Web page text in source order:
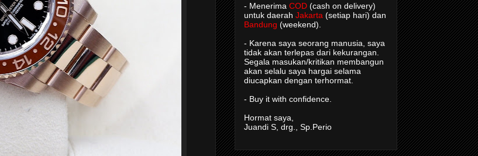
- Menerima COD (cash on delivery)
untuk daerah Jakarta (setiap hari) dan
Bandung (weekend).
- Karena saya seorang manusia, saya
tidak akan terlepas dari kekurangan.
Segala masukan/kritikan membangun
akan selalu saya hargai selama
diucapkan dengan terhormat.
- Buy it with confidence.
Hormat saya,
Juandi S, drg., Sp.Perio